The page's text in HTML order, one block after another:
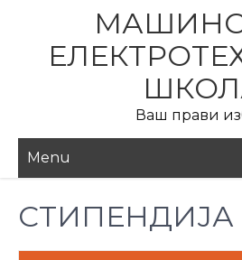
content
Ваш прави
Menu
СТИПЕНДИЈА